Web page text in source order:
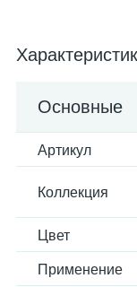
Основные
Артикул
Коллекция
Цвет
Применение